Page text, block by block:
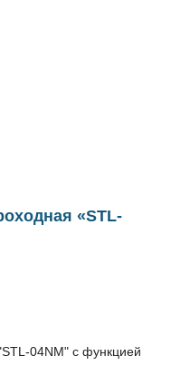
«STL-
04NM" с функцией